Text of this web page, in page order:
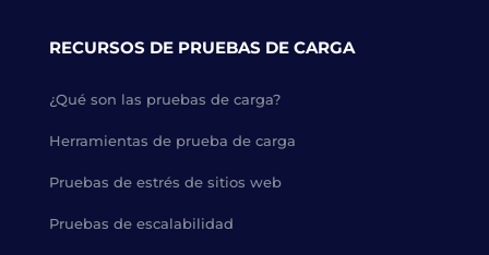
RECURSOS DE PRUEBAS DE CARGA
¿Qué son las pruebas de carga?
Herramientas de prueba de carga
Pruebas de estrés de sitios web
Pruebas de escalabilidad